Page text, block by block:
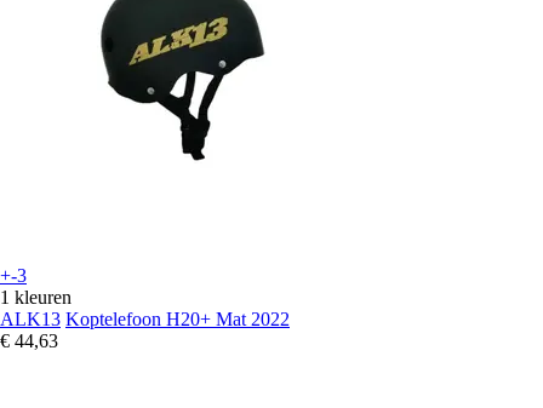
+-3
1 kleuren
ALK13 Koptelefoon H20+ Mat 2022
€ 44,63